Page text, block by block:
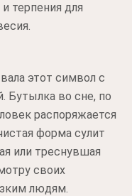
терпения для
этот символ с
Бутылка во сне, по
распоряжается
форма сулит
или треснувшая
своих
людям.